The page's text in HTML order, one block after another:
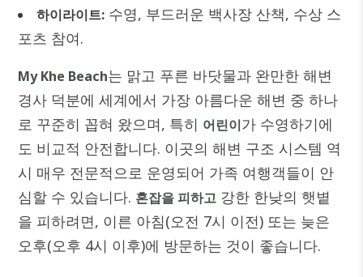
하이라이트: 수영, 부드러운 백사장 산책, 수상 스
포츠 참여.
My Khe Beach는 맑고 푸른 바닷물과 완만한 해변
경사 덕분에 세계에서 가장 아름다운 해변 중 하나
로 꾸준히 꼽혀 왔으며, 특히 어린이가 수영하기에
도 비교적 안전합니다. 이곳의 해변 구조 시스템 역
시 매우 전문적으로 운영되어 가족 여행객들이 안
심할 수 있습니다. 혼잡을 피하고 강한 한낮의 햇볕
을 피하려면, 이른 아침(오전 7시 이전) 또는 늦은
오후(오후 4시 이후)에 방문하는 것이 좋습니다.